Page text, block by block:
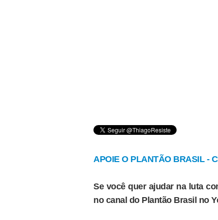
APOIE O PLANTÃO BRASIL -
Se você quer ajudar na luta
no canal do Plantão Brasil no